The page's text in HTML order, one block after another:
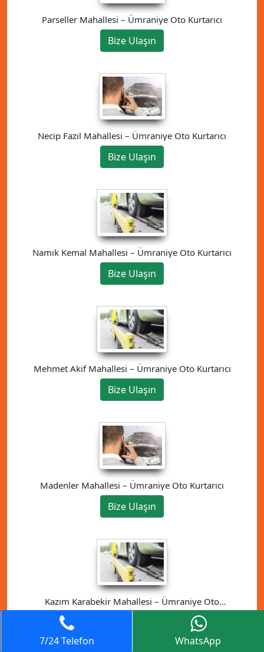
7/24 Telefon WhatsApp
Parseller Mahallesi – Ümraniye Oto Kurtarıcı
Bize Ulaşın
Necip Fazıl Mahallesi – Ümraniye Oto Kurtarıcı
Bize Ulaşın
Namık Kemal Mahallesi – Ümraniye Oto Kurtarıcı
Bize Ulaşın
Mehmet Akif Mahallesi – Ümraniye Oto Kurtarıcı
Bize Ulaşın
Madenler Mahallesi – Ümraniye Oto Kurtarıcı
Bize Ulaşın
Kazım Karabekir Mahallesi – Ümraniye Oto
Kurtarıcı